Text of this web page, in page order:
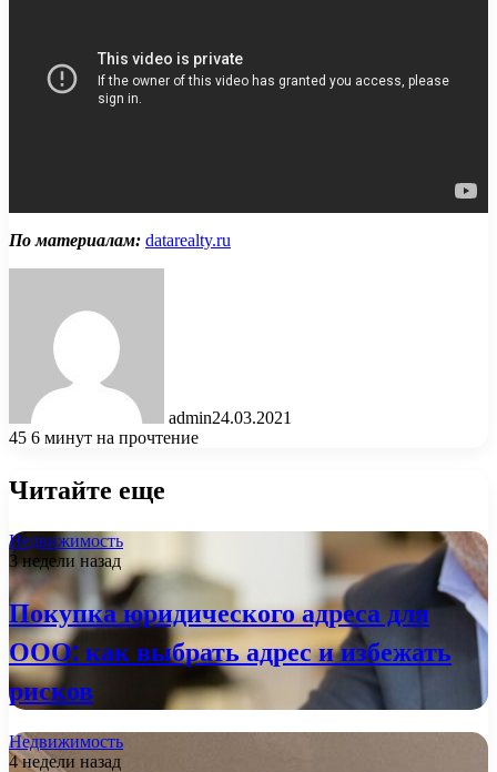
По материалам: datarealty.ru
admin24.03.2021
45 6 минут на прочтение
Читайте еще
Недвижимость
3 недели назад
Покупка юридического адреса для
ООО: как выбрать адрес и избежать
рисков
Недвижимость
4 недели назад